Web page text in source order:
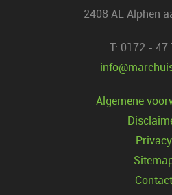
2408 AL Alphen
T: 0172 - 47
Algemene
Privacy
Contact